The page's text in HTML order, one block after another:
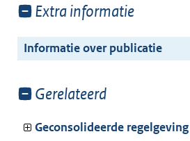
Toon
van:
Extra informatie
Informatie over publicatie
Toon
van:
Gerelateerd
Geconsolideerde regelgeving